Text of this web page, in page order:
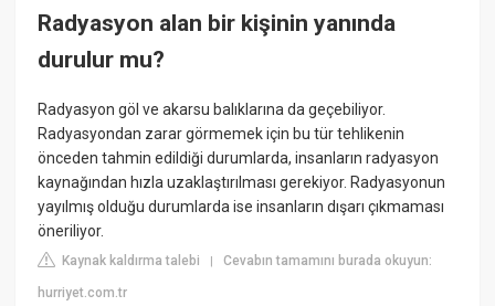
Radyasyon alan bir kişinin yanında
durulur mu?
Radyasyon göl ve akarsu balıklarına da geçebiliyor.
Radyasyondan zarar görmemek için bu tür tehlikenin
önceden tahmin edildiği durumlarda, insanların radyasyon
kaynağından hızla uzaklaştırılması gerekiyor. Radyasyonun
yayılmış olduğu durumlarda ise insanların dışarı çıkmaması
öneriliyor.
Kaynak kaldırma talebi |Cevabın tamamını burada okuyun:
hurriyet.com.tr